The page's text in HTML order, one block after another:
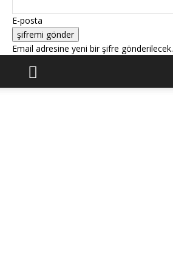
E-posta
Email adresine yeni bir şifre gönderilecek.